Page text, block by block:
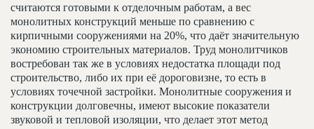
считаются готовыми к отделочным работам, а вес
монолитных конструкций меньше по сравнению с
кирпичными сооружениями на 20%, что даёт значительную
экономию строительных материалов. Труд монолитчиков
востребован так же в условиях недостатка площади под
строительство, либо их при её дороговизне, то есть в
условиях точечной застройки. Монолитные сооружения и
конструкции долговечны, имеют высокие показатели
звуковой и тепловой изоляции, что делает этот метод